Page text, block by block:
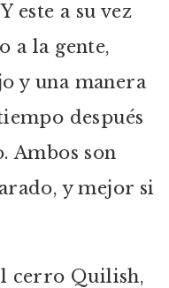
este a su vez
a la gente,
y una manera
después
Ambos son
y mejor si
cerro Quilish,